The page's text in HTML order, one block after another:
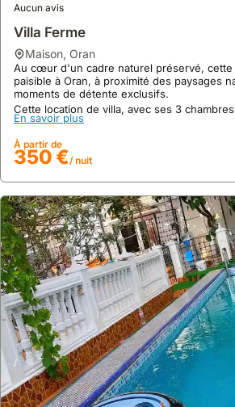
Aucun avis
Grande Maison Piscine Privée
Impecable
maison ,Oran
Directement derrière le célèbre Hôtel
Cette maison de vacances spacieuse peut
et dispose d'un jardin luxuriant, d'une
En savoir plus
À partir de
242 €/ nuit
Aucun avis
Villa Ferme
maison, Oran
Au cœur d'un cadre naturel préservé, cette
paisible à Oran, à proximité des paysages
moments de détente exclusifs.
Cette location de villa, avec ses 3
accueille jusqu'à 6 personnes et propose
luxueuses incluant piscine privée,
En savoir plus
À partir de
350 €/ nuit